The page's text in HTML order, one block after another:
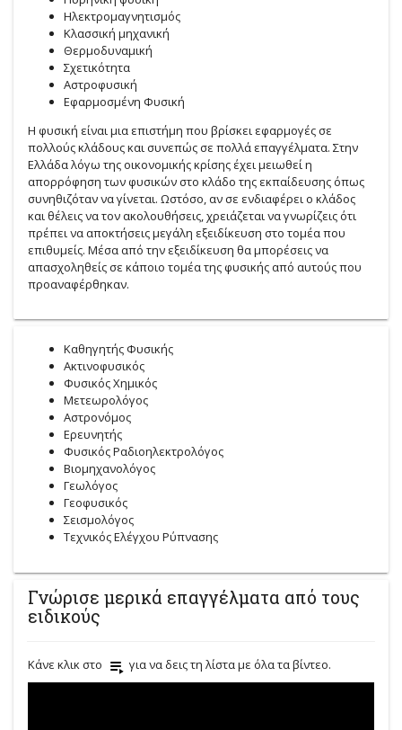
Ηλεκτρομαγνητισμός
Κλασσική μηχανική
Θερμοδυναμική
Σχετικότητα
Αστροφυσική
Εφαρμοσμένη Φυσική
Η φυσική είναι μια επιστήμη που βρίσκει εφαρμογές σε
πολλούς κλάδους και συνεπώς σε πολλά επαγγέλματα. Στην
Ελλάδα λόγω της οικονομικής κρίσης έχει μειωθεί η
απορρόφηση των φυσικών στο κλάδο της εκπαίδευσης όπως
συνηθιζόταν να γίνεται. Ωστόσο, αν σε ενδιαφέρει ο κλάδος
και θέλεις να τον ακολουθήσεις, χρειάζεται να γνωρίζεις ότι
πρέπει να αποκτήσεις μεγάλη εξειδίκευση στο τομέα που
επιθυμείς. Μέσα από την εξειδίκευση θα μπορέσεις να
απασχοληθείς σε κάποιο τομέα της φυσικής από αυτούς που
προαναφέρθηκαν.
Καθηγητής Φυσικής
Ακτινοφυσικός
Φυσικός Χημικός
Μετεωρολόγος
Αστρονόμος
Ερευνητής
Φυσικός Ραδιοηλεκτρολόγος
Βιομηχανολόγος
Γεωλόγος
Γεοφυσικός
Σεισμολόγος
Τεχνικός Ελέγχου Ρύπνασης
Γνώρισε μερικά επαγγέλματα από τους
ειδικούς
Κάνε κλικ στο για να δεις τη λίστα με όλα τα βίντεο.